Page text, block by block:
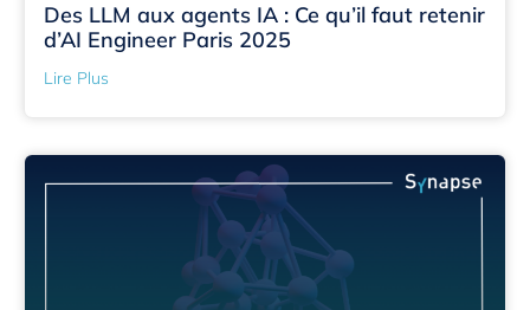
Des LLM aux agents IA : Ce qu’il faut retenir
d’AI Engineer Paris 2025
Lire Plus